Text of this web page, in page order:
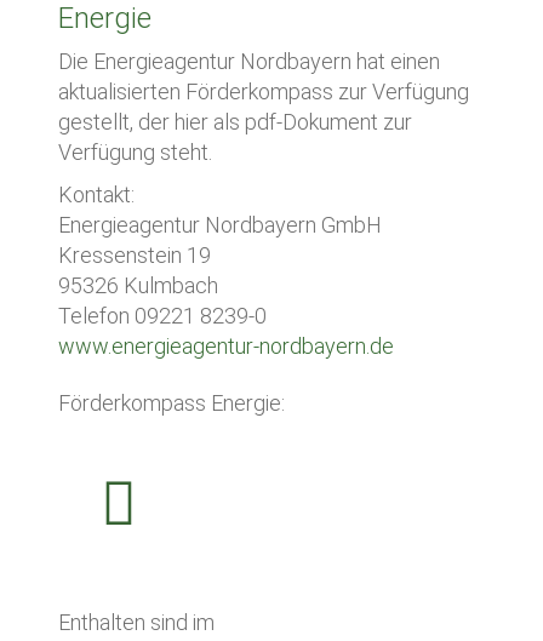
Energie
Die Energieagentur Nordbayern hat einen
aktualisierten Förderkompass zur Verfügung
gestellt, der hier als pdf-Dokument zur
Verfügung steht.
Kontakt:
Energieagentur Nordbayern GmbH
Kressenstein 19
95326 Kulmbach
Telefon 09221 8239-0
www.energieagentur-nordbayern.de
Förderkompass Energie:
Enthalten sind im